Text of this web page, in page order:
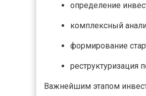
определение
комплексный
формирование
реструктуризация
Важнейшим этапом